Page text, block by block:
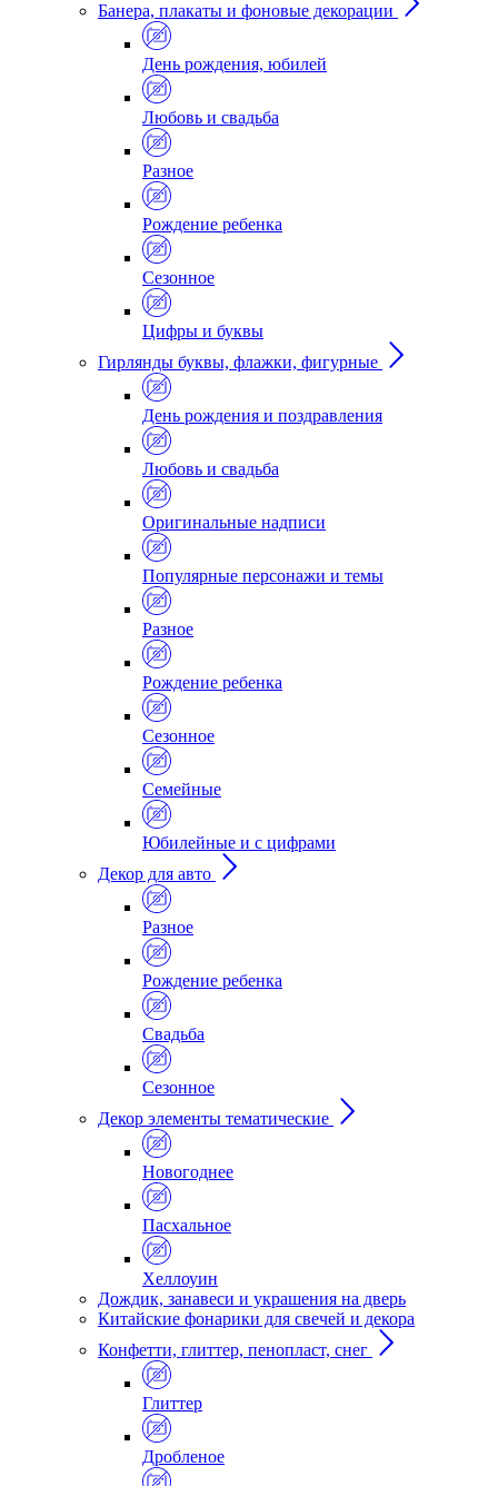
Банера, плакаты и фоновые декорации
День рождения, юбилей
Любовь и свадьба
Разное
Рождение ребенка
Сезонное
Цифры и буквы
Гирлянды буквы, флажки, фигурные
День рождения и поздравления
Любовь и свадьба
Оригинальные надписи
Популярные персонажи и темы
Разное
Рождение ребенка
Сезонное
Семейные
Юбилейные и с цифрами
Декор для авто
Разное
Рождение ребенка
Свадьба
Сезонное
Декор элементы тематические
Новогоднее
Пасхальное
Хеллоуин
Дождик, занавеси и украшения на дверь
Китайские фонарики для свечей и декора
Конфетти, глиттер, пенопласт, снег
Глиттер
Дробленое